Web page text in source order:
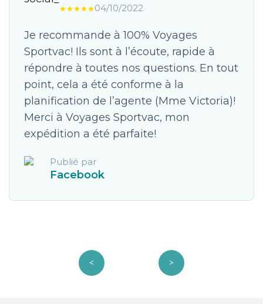
04/10/2022
Je recommande à 100% Voyages
Sportvac! Ils sont à l’écoute, rapide à
répondre à toutes nos questions. En tout
point, cela a été conforme à la
planification de l’agente (Mme Victoria)!
Merci à Voyages Sportvac, mon
expédition a été parfaite!
Publié par
Facebook